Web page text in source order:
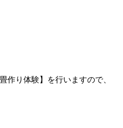
作り体験】を行いますので、